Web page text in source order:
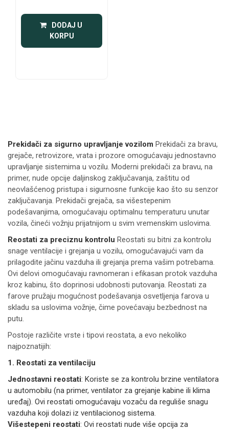
DODAJ U
KORPU
Prekidači za sigurno upravljanje vozilom Prekidači za bravu,
grejače, retrovizore, vrata i prozore omogućavaju jednostavno
upravljanje sistemima u vozilu. Moderni prekidači za bravu, na
primer, nude opcije daljinskog zaključavanja, zaštitu od
neovlašćenog pristupa i sigurnosne funkcije kao što su senzor
zaključavanja. Prekidači grejača, sa višestepenim
podešavanjima, omogućavaju optimalnu temperaturu unutar
vozila, čineći vožnju prijatnijom u svim vremenskim uslovima.
Reostati za preciznu kontrolu Reostati su bitni za kontrolu
snage ventilacije i grejanja u vozilu, omogućavajući vam da
prilagodite jačinu vazduha ili grejanja prema vašim potrebama.
Ovi delovi omogućavaju ravnomeran i efikasan protok vazduha
kroz kabinu, što doprinosi udobnosti putovanja. Reostati za
farove pružaju mogućnost podešavanja osvetljenja farova u
skladu sa uslovima vožnje, čime povećavaju bezbednost na
putu.
Postoje različite vrste i tipovi reostata, a evo nekoliko
najpoznatijih:
1. Reostati za ventilaciju
Jednostavni reostati: Koriste se za kontrolu brzine ventilatora
u automobilu (na primer, ventilator za grejanje kabine ili klima
uređaj). Ovi reostati omogućavaju vozaču da reguliše snagu
vazduha koji dolazi iz ventilacionog sistema.
Višestepeni reostati: Ovi reostati nude više opcija za